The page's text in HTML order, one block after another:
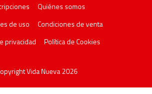
Quiénes somos
de uso
Condiciones de venta
privacidad
Política de Cookies
Vida Nueva 2026